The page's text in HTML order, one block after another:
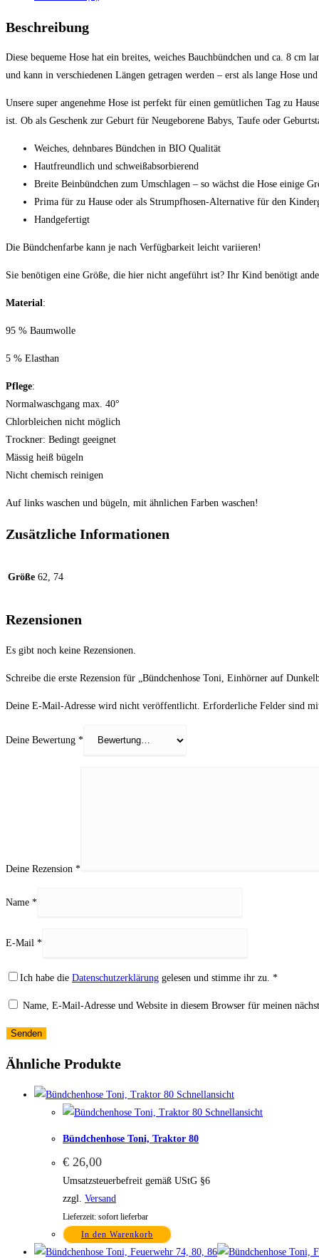
Beschreibung
Diese bequeme Hose hat ein breites, weiches Bauchbündchen und ca. 8 cm
und kann in verschiedenen Längen getragen werden – erst als lange Hose
Unsere super angenehme Hose ist perfekt für einen gemütlichen Tag zu
ist. Ob als Geschenk zur Geburt für Neugeborene Babys, Taufe oder
Weiches, dehnbares Bündchen in BIO Qualität
Hautfreundlich und schweißabsorbierend
Breite Beinbündchen zum Umschlagen – so wächst die Hose einige
Prima für zu Hause oder als Strumpfhosen-Alternative für den
Handgefertigt
Die Bündchenfarbe kann je nach Verfügbarkeit leicht variieren!
Sie benötigen eine Größe, die hier nicht angeführt ist? Ihr Kind benötigt
Material:
95 % Baumwolle
5 % Elasthan
Pflege:
Normalwaschgang max. 40°
Chlorbleichen nicht möglich
Trockner: Bedingt geeignet
Mässig heiß bügeln
Nicht chemisch reinigen
Auf links waschen und bügeln, mit ähnlichen Farben waschen!
Zusätzliche Informationen
Größe 62, 74
Rezensionen
Es gibt noch keine Rezensionen.
Schreibe die erste Rezension für „Bündchenhose Toni, Einhörner auf
Deine E-Mail-Adresse wird nicht veröffentlicht. Erforderliche Felder sind
Deine Bewertung *
Deine Rezension *
Name *
E-Mail *
Ich habe die Datenschutzerklärung gelesen und stimme ihr zu. *
Name, E-Mail-Adresse und Website in diesem Browser für meinen
Ähnliche Produkte
Schnellansicht
Schnellansicht
Bündchenhose Toni, Traktor 80
€ 26,00
Umsatzsteuerbefreit gemäß UStG §6
zzgl. Versand
Lieferzeit: sofort lieferbar
In den Warenkorb